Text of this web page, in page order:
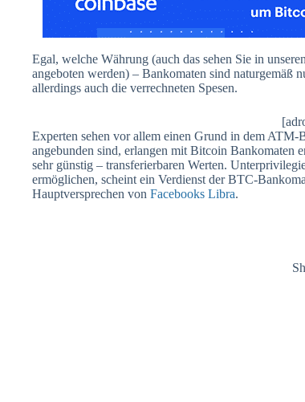
Egal, welche Währung (auch das sehen Sie in
angeboten werden) – Bankomaten sind naturgemäß
allerdings auch die verrechneten Spesen.
Experten sehen vor allem einen Grund in dem
angebunden sind, erlangen mit Bitcoin
sehr günstig – transferierbaren Werten.
ermöglichen, scheint ein Verdienst der BTC-
Hauptversprechen von Facebooks Libra.